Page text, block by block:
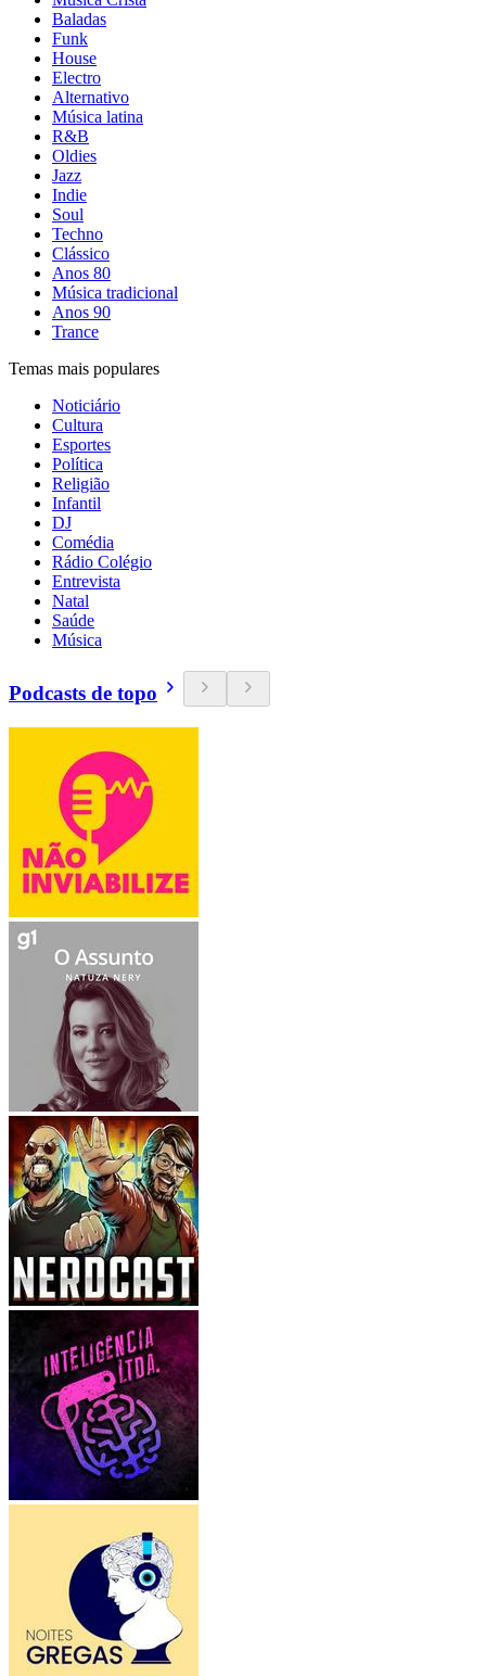
Baladas
Funk
House
Electro
Alternativo
Música latina
R&B
Oldies
Jazz
Indie
Soul
Techno
Clássico
Anos 80
Música tradicional
Anos 90
Trance
Temas mais populares
Noticiário
Cultura
Esportes
Política
Religião
Infantil
DJ
Comédia
Rádio Colégio
Entrevista
Natal
Saúde
Música
Podcasts de topo